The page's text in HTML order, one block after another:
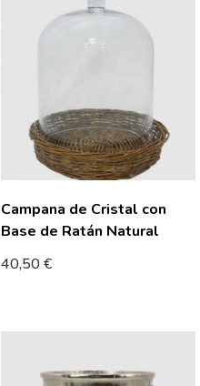
Campana de Cristal con
Base de Ratán Natural
40,50€